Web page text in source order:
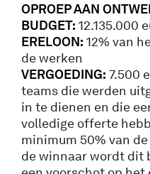
OPROEP AAN
BUDGET: 12.135.000
ERELOON: 12% van
de werken
VERGOEDING: 7.500
teams die werden
in te dienen en die
volledige offerte
minimum 50% van
de winnaar wordt dit